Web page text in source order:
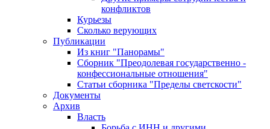
конфликтов
Курьезы
Сколько верующих
Публикации
Из книг "Панорамы"
Сборник "Преодолевая государственно -
конфессиональные отношения"
Статьи сборника "Пределы светскости"
Документы
Архив
Власть